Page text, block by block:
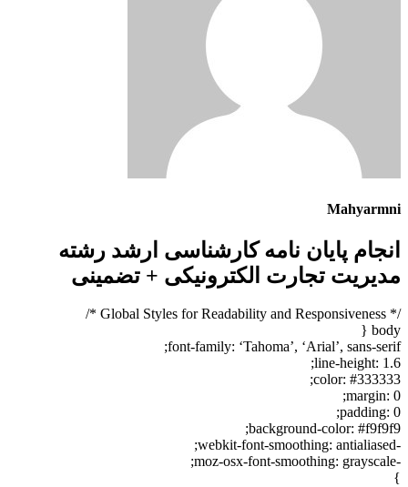
Mahyarmni
انجام پایان نامه کارشناسی ارشد رشته
مدیریت تجارت الکترونیکی + تضمینی
/* Global Styles for Readability and Responsiveness */
body {
font-family: ‘Tahoma’, ‘Arial’, sans-serif;
line-height: 1.6;
color: #333333;
margin: 0;
padding: 0;
background-color: #f9f9f9;
-webkit-font-smoothing: antialiased;
-moz-osx-font-smoothing: grayscale;
}